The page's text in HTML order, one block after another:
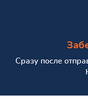
Сразу после